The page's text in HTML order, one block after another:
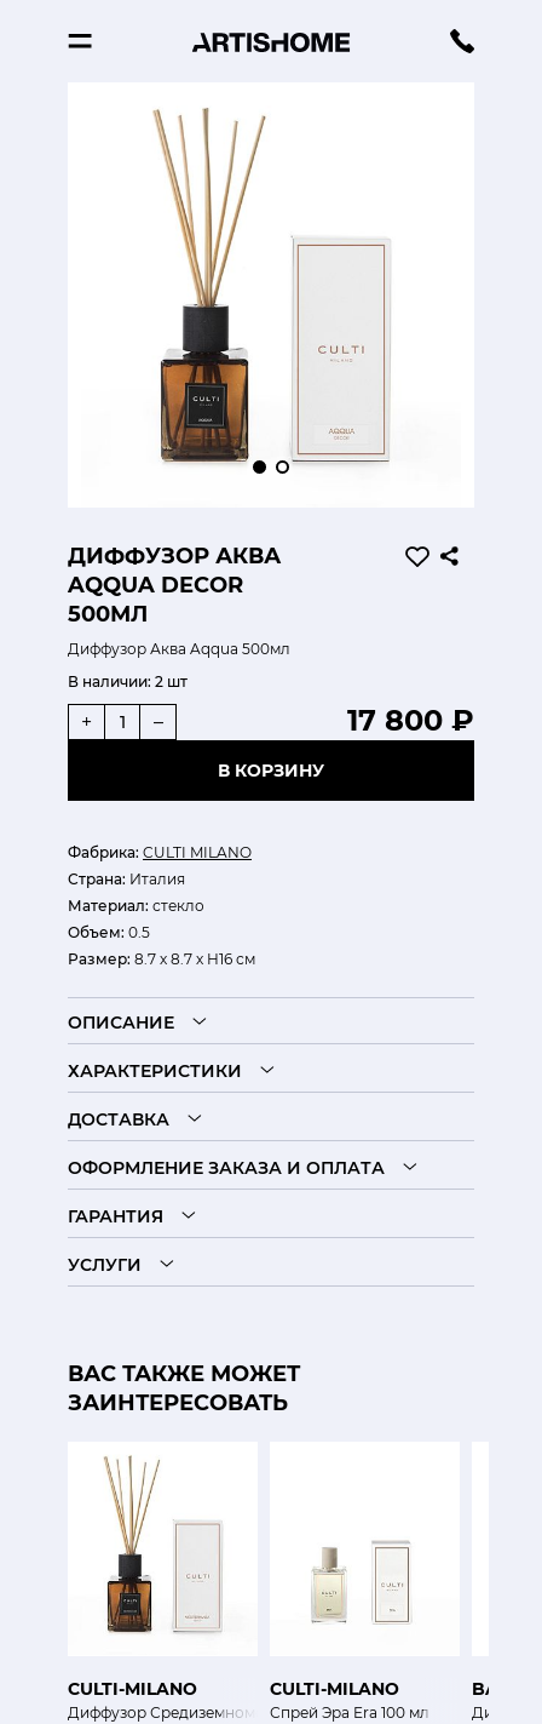
ДИФФУЗОР АКВА
AQQUA DECOR
500МЛ
Диффузор Аква Aqqua 500мл
Фабрика: CULTI MILANO
Страна: Италия
Материал: стекло
Объем: 0.5
Размер: 8.7 х 8.7 х H16 см
В наличии: 2 шт
17 800 ₽
+ –
В КОРЗИНУ
ОПИСАНИЕ
ХАРАКТЕРИСТИКИ
ДОСТАВКА
ОФОРМЛЕНИЕ ЗАКАЗА И ОПЛАТА
ГАРАНТИЯ
УСЛУГИ
ВАС ТАКЖЕ МОЖЕТ
ЗАИНТЕРЕСОВАТЬ
CULTI-MILANO
Диффузор Средиземноморский Mediterranea 500мл
CULTI-MILANO
Спрей Эра Era 100 мл